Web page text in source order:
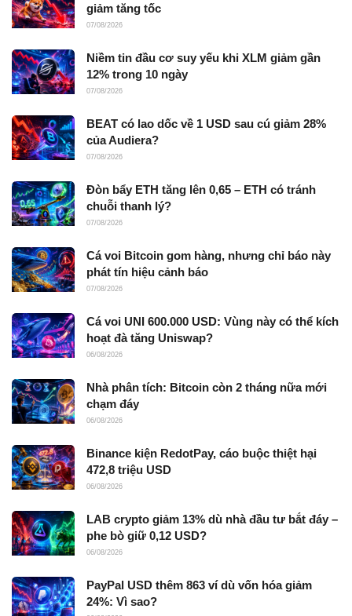
giảm tăng tốc
07/08/2026
Niềm tin đầu cơ suy yếu khi XLM giảm gần
12% trong 10 ngày
07/08/2026
BEAT có lao dốc về 1 USD sau cú giảm 28%
của Audiera?
07/08/2026
Đòn bẩy ETH tăng lên 0,65 – ETH có tránh
chuỗi thanh lý?
07/08/2026
Cá voi Bitcoin gom hàng, nhưng chỉ báo này
phát tín hiệu cảnh báo
07/08/2026
Cá voi UNI 600.000 USD: Vùng này có thể kích
hoạt đà tăng Uniswap?
06/08/2026
Nhà phân tích: Bitcoin còn 2 tháng nữa mới
chạm đáy
06/08/2026
Binance kiện RedotPay, cáo buộc thiệt hại
472,8 triệu USD
06/08/2026
LAB crypto giảm 13% dù nhà đầu tư bắt đáy –
phe bò giữ 0,12 USD?
06/08/2026
PayPal USD thêm 863 ví dù vốn hóa giảm
24%: Vì sao?